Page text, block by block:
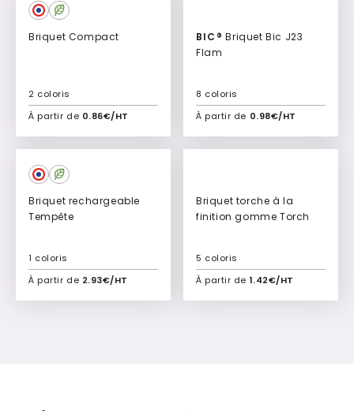
Briquet Compact
À partir de 0.86€/HT
2 coloris
Ajouter à mon devis
BIC® Briquet Bic J23
Flam
À partir de 0.98€/HT
8 coloris
Ajouter à mon devis
Briquet rechargeable
Tempête
À partir de 2.93€/HT
1 coloris
Ajouter à mon devis
Briquet torche à la
finition gomme Torch
À partir de 1.42€/HT
5 coloris
Ajouter à mon devis